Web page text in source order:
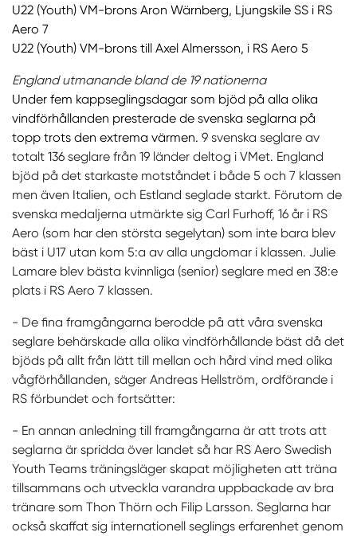
U22 (Youth) VM-brons Aron Wärnberg, Ljungskile SS i RS
Aero 7
U22 (Youth) VM-brons till Axel Almersson, i RS Aero 5
England utmanande bland de 19 nationerna
Under fem kappseglingsdagar som bjöd på alla olika
vindförhållanden presterade de svenska seglarna på
topp trots den extrema värmen. 9 svenska seglare av
totalt 136 seglare från 19 länder deltog i VMet. England
bjöd på det starkaste motståndet i både 5 och 7 klassen
men även Italien, och Estland seglade starkt. Förutom de
svenska medaljerna utmärkte sig Carl Furhoff, 16 år i RS
Aero (som har den största segelytan) som inte bara blev
bäst i U17 utan kom 5:a av alla ungdomar i klassen. Julie
Lamare blev bästa kvinnliga (senior) seglare med en 38:e
plats i RS Aero 7 klassen.
- De fina framgångarna berodde på att våra svenska
seglare behärskade alla olika vindförhållande bäst då det
bjöds på allt från lätt till mellan och hård vind med olika
vågförhållanden, säger Andreas Hellström, ordförande i
RS förbundet och fortsätter:
- En annan anledning till framgångarna är att trots att
seglarna är spridda över landet så har RS Aero Swedish
Youth Teams träningsläger skapat möjligheten att träna
tillsammans och utveckla varandra uppbackade av bra
tränare som Thon Thörn och Filip Larsson. Seglarna har
också skaffat sig internationell seglings erfarenhet genom